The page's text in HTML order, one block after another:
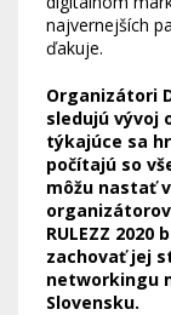
najvernejších
ďakuje.
Organizátori
sledujú vývoj
týkajúce sa
počítajú so
môžu nastať
RULEZZ
zachovať jej
networkingu
Slovensku.